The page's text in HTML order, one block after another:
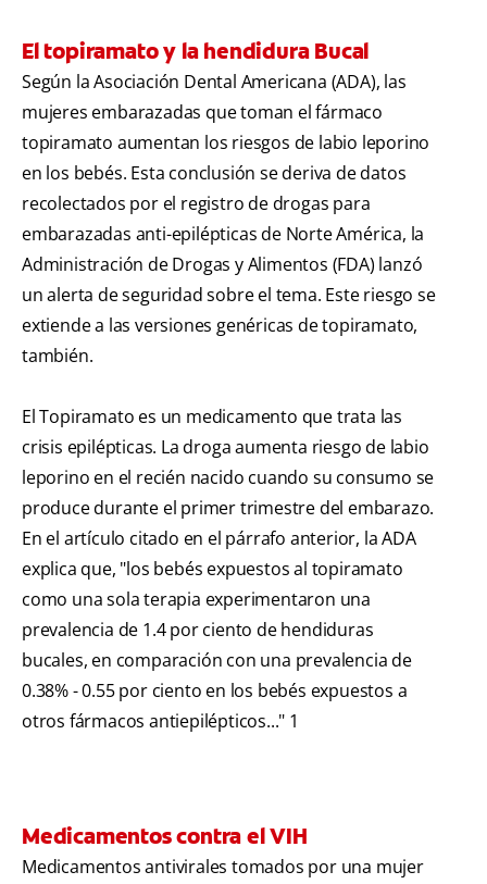
El topiramato y la hendidura Bucal
Según la Asociación Dental Americana (ADA), las
mujeres embarazadas que toman el fármaco
topiramato aumentan los riesgos de labio leporino
en los bebés. Esta conclusión se deriva de datos
recolectados por el registro de drogas para
embarazadas anti-epilépticas de Norte América, la
Administración de Drogas y Alimentos (FDA) lanzó
un alerta de seguridad sobre el tema. Este riesgo se
extiende a las versiones genéricas de topiramato,
también.
El Topiramato es un medicamento que trata las
crisis epilépticas. La droga aumenta riesgo de labio
leporino en el recién nacido cuando su consumo se
produce durante el primer trimestre del embarazo.
En el artículo citado en el párrafo anterior, la ADA
explica que, "los bebés expuestos al topiramato
como una sola terapia experimentaron una
prevalencia de 1.4 por ciento de hendiduras
bucales, en comparación con una prevalencia de
0.38% - 0.55 por ciento en los bebés expuestos a
otros fármacos antiepilépticos..." 1
Medicamentos contra el VIH
Medicamentos antivirales tomados por una mujer